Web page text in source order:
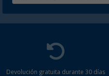
Devolución gratuita durante 30 días